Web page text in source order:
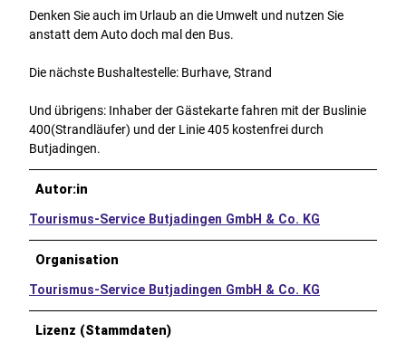
Denken Sie auch im Urlaub an die Umwelt und nutzen Sie
anstatt dem Auto doch mal den Bus.
Die nächste Bushaltestelle: Burhave, Strand
Und übrigens: Inhaber der Gästekarte fahren mit der Buslinie
400(Strandläufer) und der Linie 405 kostenfrei durch
Butjadingen.
Autor:in
Tourismus-Service Butjadingen GmbH & Co. KG
Organisation
Tourismus-Service Butjadingen GmbH & Co. KG
Lizenz (Stammdaten)